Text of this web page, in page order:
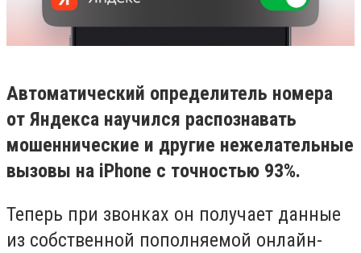
Автоматический определитель номера
от Яндекса научился распознавать
мошеннические и другие нежелательные
вызовы на iPhone с точностью 93%.
Теперь при звонках он получает данные
из собственной пополняемой онлайн-